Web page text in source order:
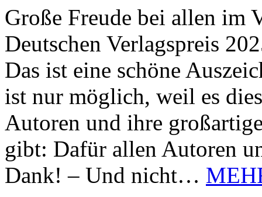
Große Freude bei allen im
Deutschen Verlagspreis
Das ist eine schöne
ist nur möglich, weil es
Autoren und ihre
gibt: Dafür allen Autoren
Dank! – Und nicht…